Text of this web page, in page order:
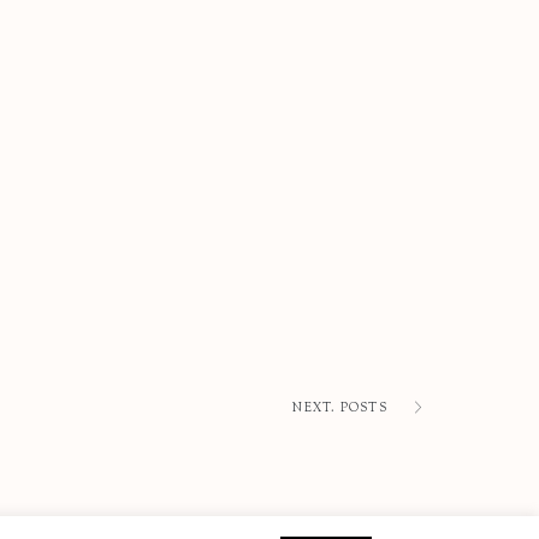
NEXT. POSTS